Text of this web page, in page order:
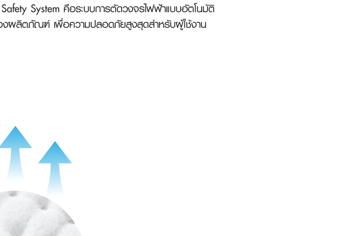
System คือระบบการตัดวงจรไฟฟ้าแบบอัตโนมัติ
องผลิตภัณฑ์ เพื่อความปลอดภัยสูงสุดสำหรับผู้ใช้งาน